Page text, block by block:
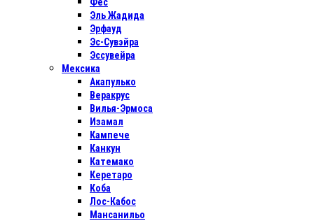
Эль Жадида
Эрфауд
Эс-Сувэйра
Эссувейра
Мексика
Акапулько
Веракрус
Вилья-Эрмоса
Изамал
Кампече
Канкун
Катемако
Керетаро
Коба
Лос-Кабос
Мансанильо